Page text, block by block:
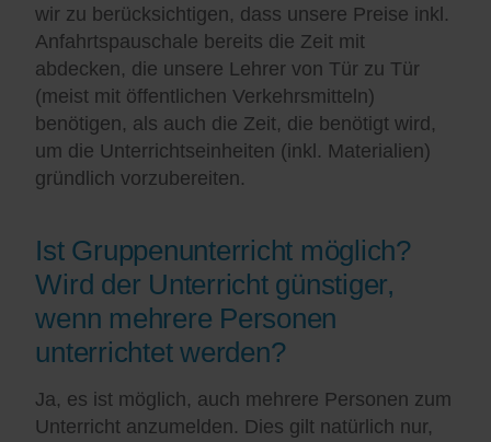
wir zu berücksichtigen, dass unsere Preise inkl.
Anfahrtspauschale bereits die Zeit mit
abdecken, die unsere Lehrer von Tür zu Tür
(meist mit öffentlichen Verkehrsmitteln)
benötigen, als auch die Zeit, die benötigt wird,
um die Unterrichtseinheiten (inkl. Materialien)
gründlich vorzubereiten.
Ist Gruppenunterricht möglich?
Wird der Unterricht günstiger,
wenn mehrere Personen
unterrichtet werden?
Ja, es ist möglich, auch mehrere Personen zum
Unterricht anzumelden. Dies gilt natürlich nur,